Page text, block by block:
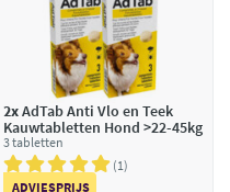
2xAdTab Anti Vlo en Teek
Kauwtabletten Hond >22-45kg
3 tabletten
1
ADVIESPRIJS